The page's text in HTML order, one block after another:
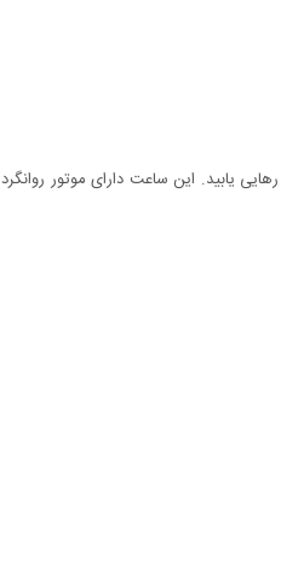
یابید. این ساعت دارای موتور روانگرد